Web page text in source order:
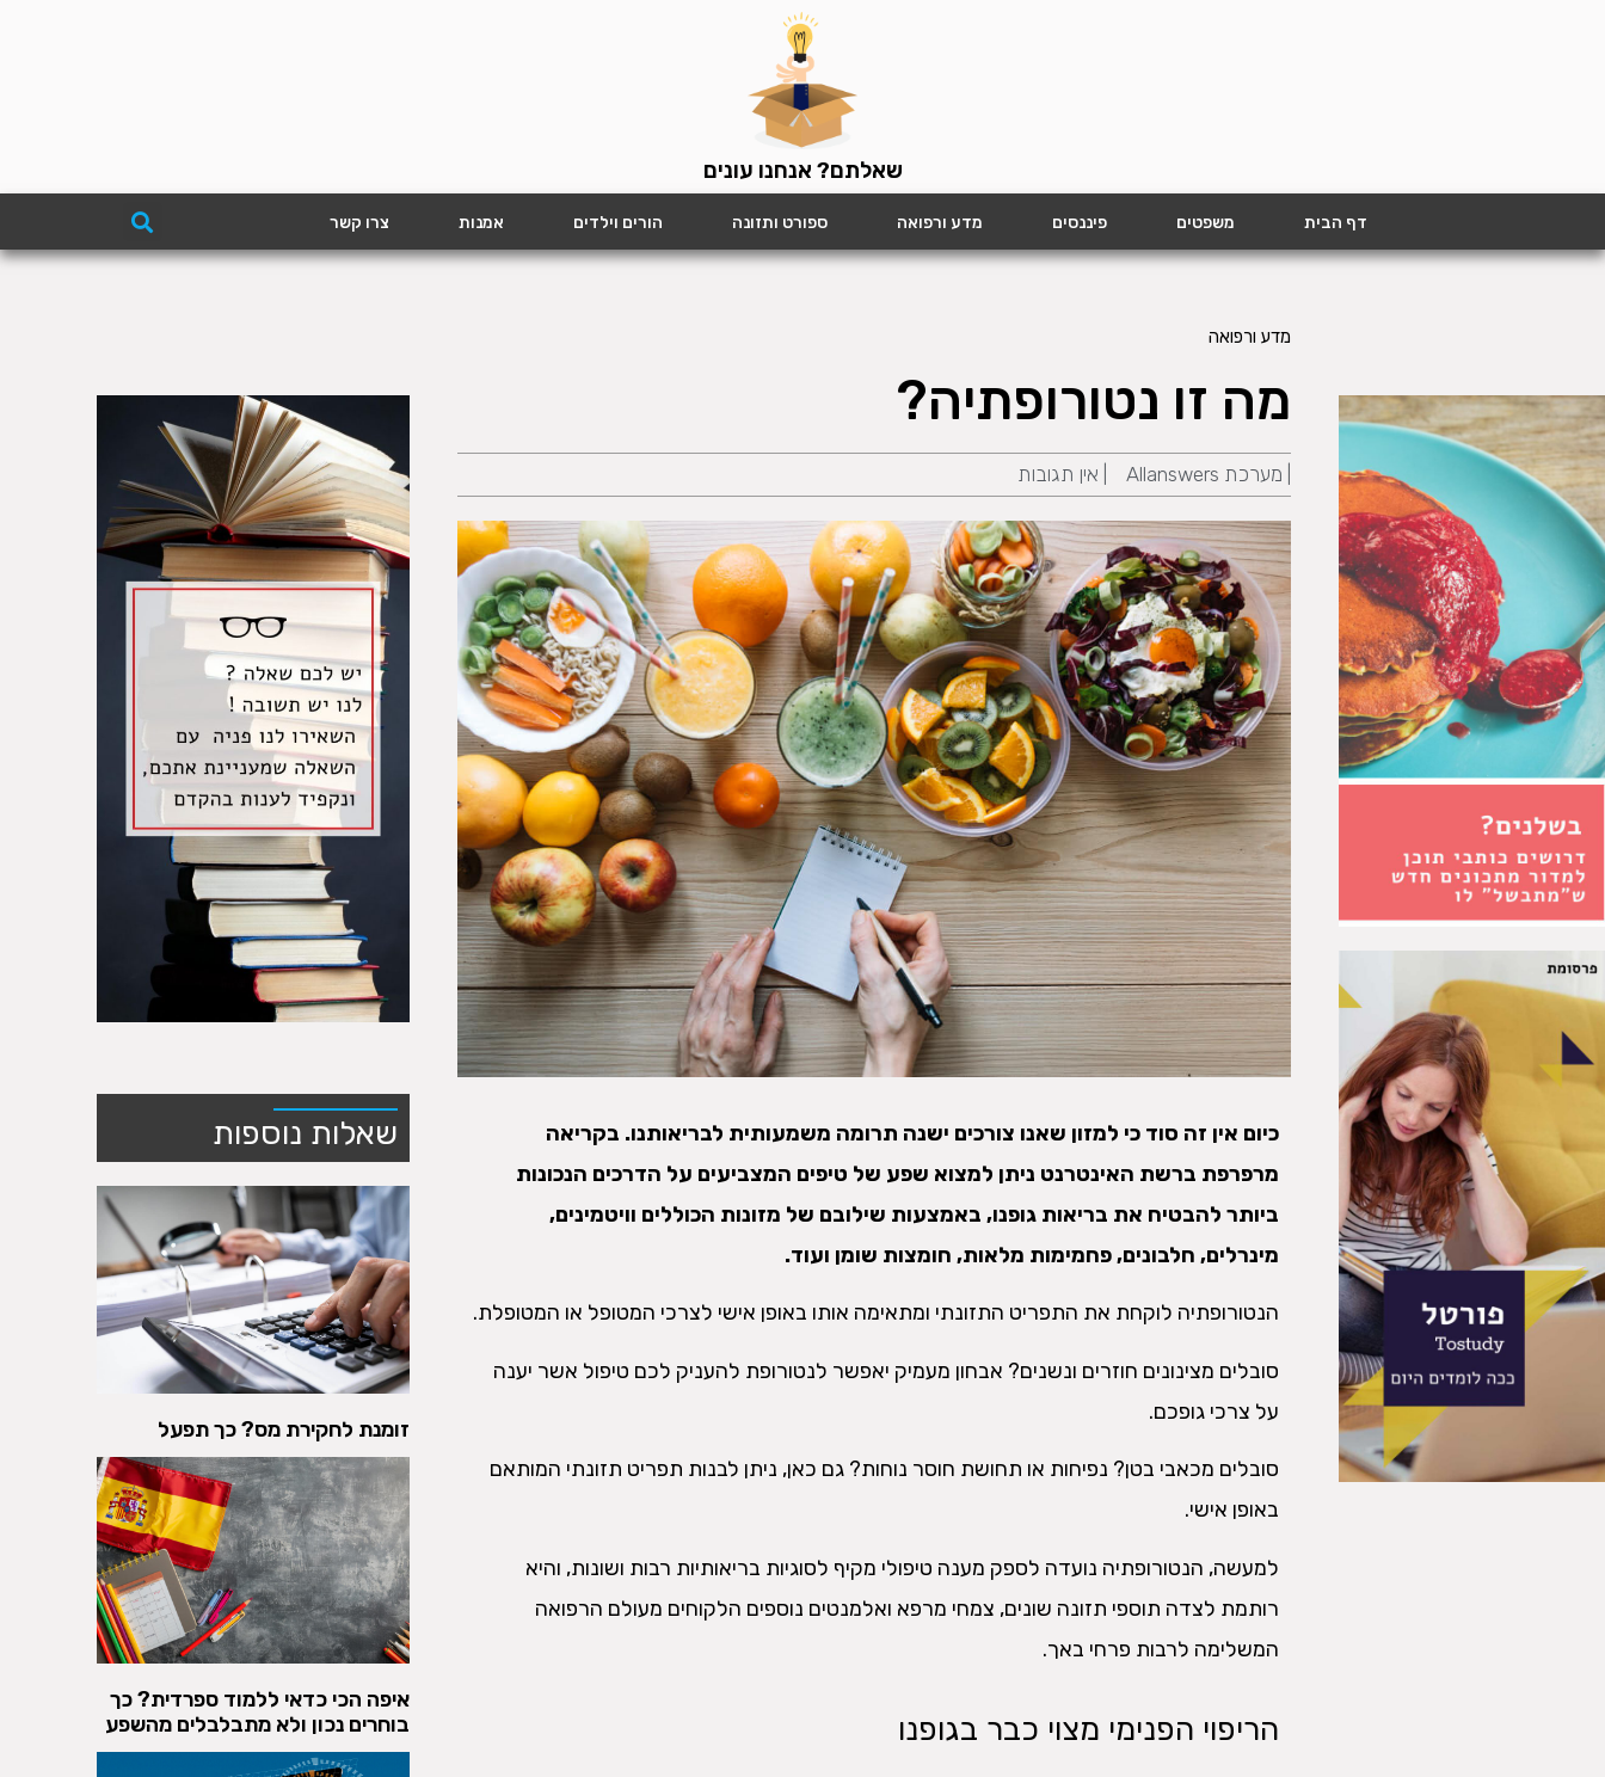
שאלתם? אנחנו עונים
דף הבית משפטים פיננסים מדע ורפואה ספורט ותזונה הורים וילדים אמנות צרו קשר
מדע ורפואה
מה זו נטורופתיה?
מערכת Allanswers אין תגובות
כיום אין זה סוד כי למזון שאנו צורכים ישנה תרומה משמעותית לבריאותנו. בקריאה
מרפרפת ברשת האינטרנט ניתן למצוא שפע של טיפים המצביעים על הדרכים הנכונות
ביותר להבטיח את בריאות גופנו, באמצעות שילובם של מזונות הכוללים וויטמינים,
מינרלים, חלבונים, פחמימות מלאות, חומצות שומן ועוד.
הנטורופתיה לוקחת את התפריט התזונתי ומתאימה אותו באופן אישי לצרכי המטופל או המטופלת.
סובלים מצינונים חוזרים ונשנים? אבחון מעמיק יאפשר לנטורופת להעניק לכם טיפול אשר יענה
על צרכי גופכם.
סובלים מכאבי בטן? נפיחות או תחושת חוסר נוחות? גם כאן, ניתן לבנות תפריט תזונתי המותאם
באופן אישי.
למעשה, הנטורופתיה נועדה לספק מענה טיפולי מקיף לסוגיות בריאותיות רבות ושונות, והיא
רותמת לצדה תוספי תזונה שונים, צמחי מרפא ואלמנטים נוספים הלקוחים מעולם הרפואה
המשלימה לרבות פרחי באך.
הריפוי הפנימי מצוי כבר בגופנו
שאלות נוספות
זומנת לחקירת מס? כך תפעל
איפה הכי כדאי ללמוד ספרדית? כך
בוחרים נכון ולא מתבלבלים מהשפע